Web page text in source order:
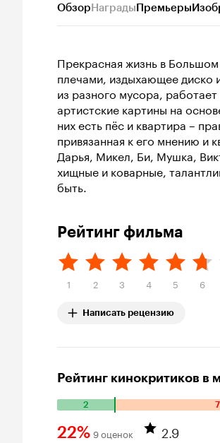
ОбзорНаградыПремьеры
Прекрасная жизнь в
плечами, издыхающее диско
из разного мусора,
артистские картины на
них есть пёс и квартира –
привязанная к его мнению и
Дарья, Микел, Би, Мушка,
хищные и коварные,
быть.
Рейтинг фильма
1 2 3 4 5 6
Написать рецензию
Рейтинг кинокритиков в
2 7
Количество положительных оценок:
22% 9 оценок 2.9